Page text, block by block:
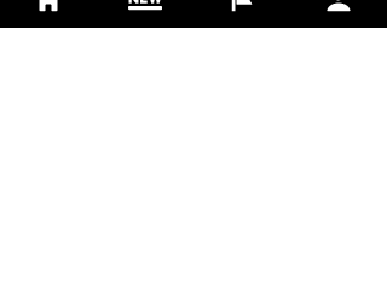
​チームビルディング